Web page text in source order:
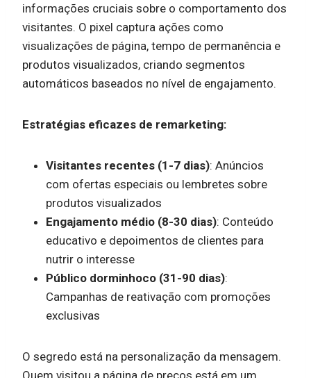
informações cruciais sobre o comportamento dos
visitantes. O pixel captura ações como
visualizações de página, tempo de permanência e
produtos visualizados, criando segmentos
automáticos baseados no nível de engajamento.
Estratégias eficazes de remarketing:
Visitantes recentes (1-7 dias): Anúncios
com ofertas especiais ou lembretes sobre
produtos visualizados
Engajamento médio (8-30 dias): Conteúdo
educativo e depoimentos de clientes para
nutrir o interesse
Público dorminhoco (31-90 dias):
Campanhas de reativação com promoções
exclusivas
O segredo está na personalização da mensagem.
Quem visitou a página de preços está em um